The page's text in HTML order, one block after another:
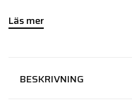
Läs mer
BESKRIVNING